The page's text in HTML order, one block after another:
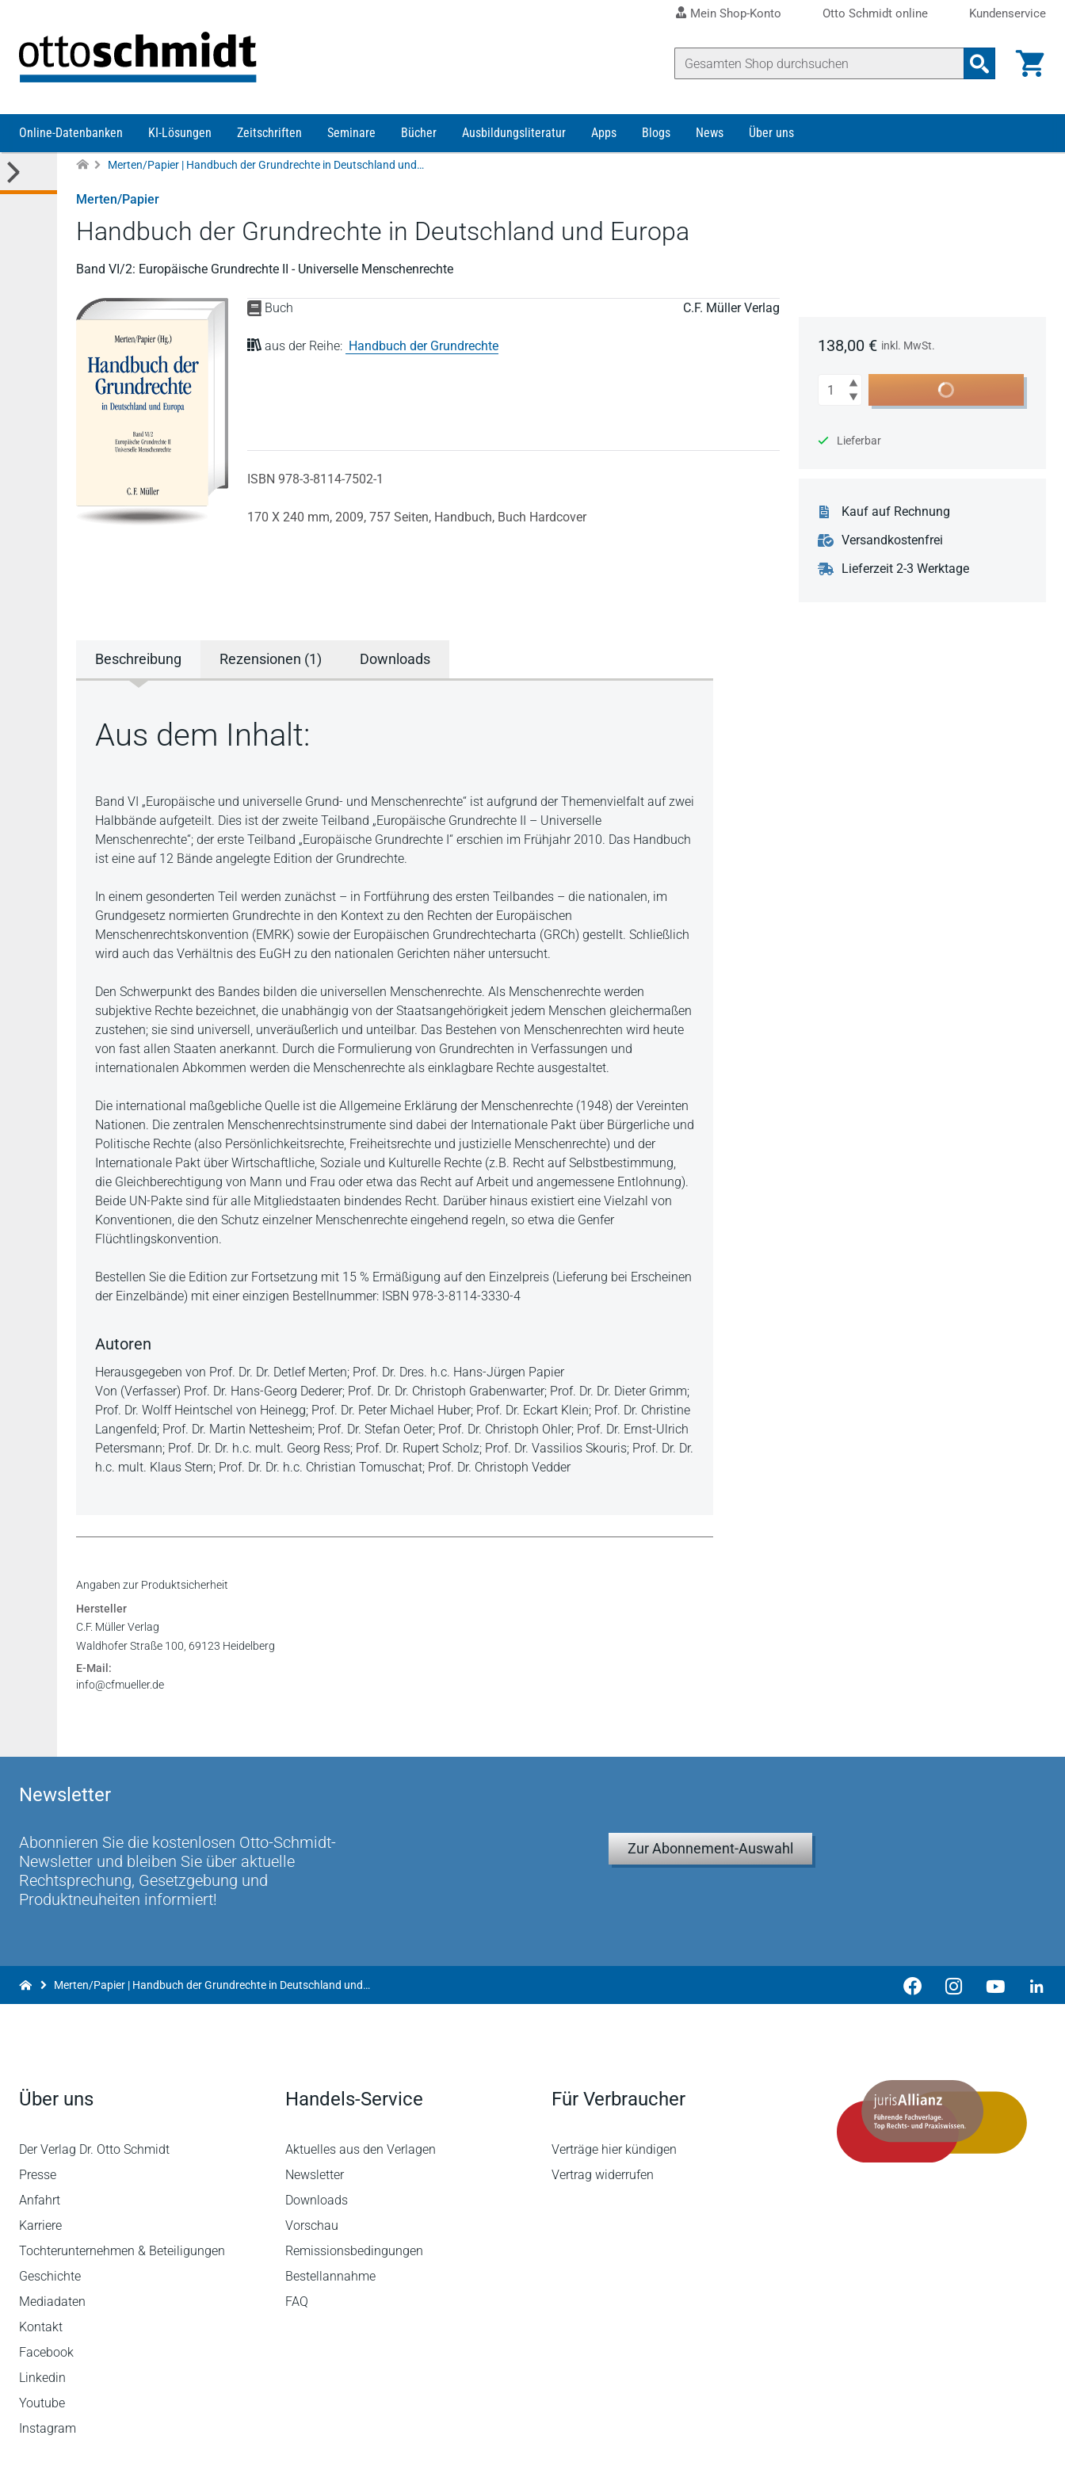
Mein Shop-Konto Otto Schmidt online Kundenservice
Online-Datenbanken KI-Lösungen Zeitschriften Seminare Bücher Ausbildungsliteratur Apps Blogs News Über uns
Merten/Papier | Handbuch der Grundrechte in Deutschland und Europa
Merten/Papier
Handbuch der Grundrechte in Deutschland und Europa
Band VI/2: Europäische Grundrechte II - Universelle Menschenrechte
Buch C.F. Müller Verlag
aus der Reihe: Handbuch der Grundrechte
ISBN 978-3-8114-7502-1
170 X 240 mm, 2009, 757 Seiten, Handbuch, Buch Hardcover
138,00 € inkl. MwSt.
Anzahl In den Warenkorb
Lieferbar
Kauf auf Rechnung
Versandkostenfrei
Lieferzeit 2-3 Werktage
Beschreibung Rezensionen (1) Downloads
Beschreibung
Aus dem Inhalt:
Band VI „Europäische und universelle Grund- und Menschenrechte“ ist aufgrund der Themenvielfalt auf zwei
Halbbände aufgeteilt. Dies ist der zweite Teilband „Europäische Grundrechte II – Universelle
Menschenrechte“; der erste Teilband „Europäische Grundrechte I“ erschien im Frühjahr 2010. Das Handbuch
ist eine auf 12 Bände angelegte Edition der Grundrechte.
In einem gesonderten Teil werden zunächst – in Fortführung des ersten Teilbandes – die nationalen, im
Grundgesetz normierten Grundrechte in den Kontext zu den Rechten der Europäischen
Menschenrechtskonvention (EMRK) sowie der Europäischen Grundrechtecharta (GRCh) gestellt. Schließlich
wird auch das Verhältnis des EuGH zu den nationalen Gerichten näher untersucht.
Den Schwerpunkt des Bandes bilden die universellen Menschenrechte. Als Menschenrechte werden
subjektive Rechte bezeichnet, die unabhängig von der Staatsangehörigkeit jedem Menschen gleichermaßen
zustehen; sie sind universell, unveräußerlich und unteilbar. Das Bestehen von Menschenrechten wird heute
von fast allen Staaten anerkannt. Durch die Formulierung von Grundrechten in Verfassungen und
internationalen Abkommen werden die Menschenrechte als einklagbare Rechte ausgestaltet.
Die international maßgebliche Quelle ist die Allgemeine Erklärung der Menschenrechte (1948) der Vereinten
Nationen. Die zentralen Menschenrechtsinstrumente sind dabei der Internationale Pakt über Bürgerliche und
Politische Rechte (also Persönlichkeitsrechte, Freiheitsrechte und justizielle Menschenrechte) und der
Internationale Pakt über Wirtschaftliche, Soziale und Kulturelle Rechte (z.B. Recht auf Selbstbestimmung,
die Gleichberechtigung von Mann und Frau oder etwa das Recht auf Arbeit und angemessene Entlohnung).
Beide UN-Pakte sind für alle Mitgliedstaaten bindendes Recht. Darüber hinaus existiert eine Vielzahl von
Konventionen, die den Schutz einzelner Menschenrechte eingehend regeln, so etwa die Genfer
Flüchtlingskonvention.
Bestellen Sie die Edition zur Fortsetzung mit 15 % Ermäßigung auf den Einzelpreis (Lieferung bei Erscheinen
der Einzelbände) mit einer einzigen Bestellnummer: ISBN 978-3-8114-3330-4
Autoren
Herausgegeben von Prof. Dr. Dr. Detlef Merten; Prof. Dr. Dres. h.c. Hans-Jürgen Papier
Von (Verfasser) Prof. Dr. Hans-Georg Dederer; Prof. Dr. Dr. Christoph Grabenwarter; Prof. Dr. Dr. Dieter Grimm;
Prof. Dr. Wolff Heintschel von Heinegg; Prof. Dr. Peter Michael Huber; Prof. Dr. Eckart Klein; Prof. Dr. Christine
Langenfeld; Prof. Dr. Martin Nettesheim; Prof. Dr. Stefan Oeter; Prof. Dr. Christoph Ohler; Prof. Dr. Ernst-Ulrich
Petersmann; Prof. Dr. Dr. h.c. mult. Georg Ress; Prof. Dr. Rupert Scholz; Prof. Dr. Vassilios Skouris; Prof. Dr. Dr.
h.c. mult. Klaus Stern; Prof. Dr. Dr. h.c. Christian Tomuschat; Prof. Dr. Christoph Vedder
Philip Czech in: Newsletter Menschenrechte 2/2010
Inhaltsverzeichnis
Leseprobe
Leseprobe
Leseprobe
Angaben zur Produktsicherheit
Hersteller
C.F. Müller Verlag
Waldhofer Straße 100, 69123 Heidelberg
E-Mail:
info@cfmueller.de
Newsletter
Abonnieren Sie die kostenlosen Otto-Schmidt-
Newsletter und bleiben Sie über aktuelle
Rechtsprechung, Gesetzgebung und
Produktneuheiten informiert!
Zur Abonnement-Auswahl
Merten/Papier | Handbuch der Grundrechte in Deutschland und Europa
Über uns
Der Verlag Dr. Otto Schmidt
Presse
Anfahrt
Karriere
Tochterunternehmen & Beteiligungen
Geschichte
Mediadaten
Kontakt
Facebook
Linkedin
Youtube
Instagram
Handels-Service
Aktuelles aus den Verlagen
Newsletter
Downloads
Vorschau
Remissionsbedingungen
Bestellannahme
FAQ
Für Verbraucher
Verträge hier kündigen
Vertrag widerrufen